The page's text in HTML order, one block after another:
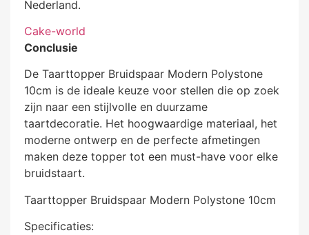
Nederland.
Cake-world
Conclusie
De Taarttopper Bruidspaar Modern Polystone
10cm is de ideale keuze voor stellen die op zoek
zijn naar een stijlvolle en duurzame
taartdecoratie. Het hoogwaardige materiaal, het
moderne ontwerp en de perfecte afmetingen
maken deze topper tot een must-have voor elke
bruidstaart.
Taarttopper Bruidspaar Modern Polystone 10cm
Specificaties: